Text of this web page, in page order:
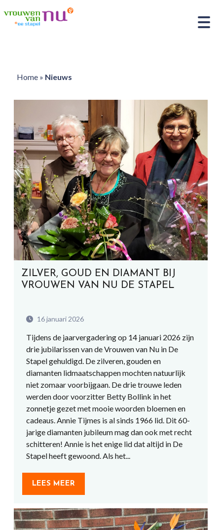
Home» Nieuws
ZILVER, GOUD EN DIAMANT BIJ
VROUWEN VAN NU DE STAPEL
16 januari 2026
Tijdens de jaarvergadering op 14 januari 2026 zijn
drie jubilarissen van de Vrouwen van Nu in De
Stapel gehuldigd. De zilveren, gouden en
diamanten lidmaatschappen mochten natuurlijk
niet zomaar voorbijgaan. De drie trouwe leden
werden door voorzitter Betty Bollink in het
zonnetje gezet met mooie woorden bloemen en
cadeaus. Annie Tijmes is al sinds 1966 lid. Dit 60-
jarige diamanten jubileum mag dan ook met recht
schitteren! Annie is het enige lid dat altijd in De
Stapel heeft gewoond. Als het...
LEES MEER